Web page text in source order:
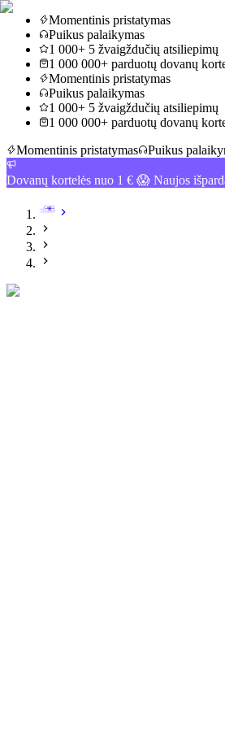
Momentinis pristatymas
Puikus palaikymas
1 000+ 5 žvaigždučių atsiliepimų
1 000 000+ parduotų dovanų
Momentinis pristatymas
Puikus palaikymas
1 000+ 5 žvaigždučių atsiliepimų
1 000 000+ parduotų dovanų
Momentinis pristatymas
Puikus
Dovanų kortelės nuo 1 € 😱 Naujos